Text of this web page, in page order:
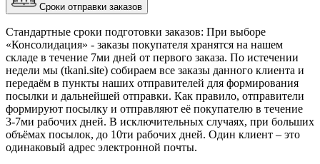
Сроки отправки заказов
Стандартные сроки подготовки заказов: При выборе
«Консолидация» - заказы покупателя хранятся на нашем
складе в течение 7ми дней от первого заказа. По истечении
недели мы (tkani.site) собираем все заказы данного клиента и
передаём в пункты наших отправителей для формирования
посылки и дальнейшей отправки. Как правило, отправители
формируют посылку и отправляют её покупателю в течение
3-7ми рабочих дней. В исключительных случаях, при больших
объёмах посылок, до 10ти рабочих дней. Один клиент – это
одинаковый адрес электронной почты.